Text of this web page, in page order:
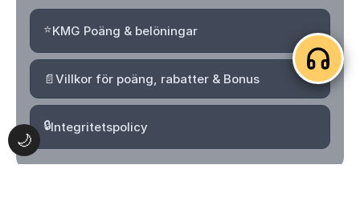
🌙
⭐KMG Poäng & belöningar
📄Villkor för poäng, rabatter & Bonus
🔒Integritetspolicy